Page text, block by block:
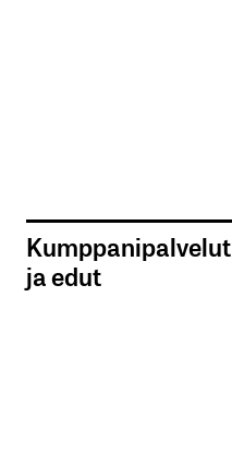
Kumppanipalvelut
ja edut